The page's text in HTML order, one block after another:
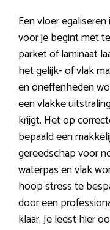
Een vloer
voor je begint met
parket of laminaat
het gelijk- of vlak
en oneffenheden
een vlakke
krijgt. Het op
bepaald een
gereedschap voor
waterpas en vlak
hoop stress te
door een
klaar. Je leest hier